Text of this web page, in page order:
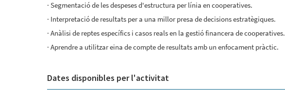
· Segmentació de les despeses d'estructura per línia en cooperatives.
· Interpretació de resultats per a una millor presa de decisions estratègiques.
· Anàlisi de reptes específics i casos reals en la gestió financera de cooperatives.
· Aprendre a utilitzar eina de compte de resultats amb un enfocament pràctic.
Dates disponibles per l'activitat